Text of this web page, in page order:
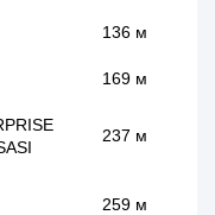
136 м
169 м
237 м
259 м